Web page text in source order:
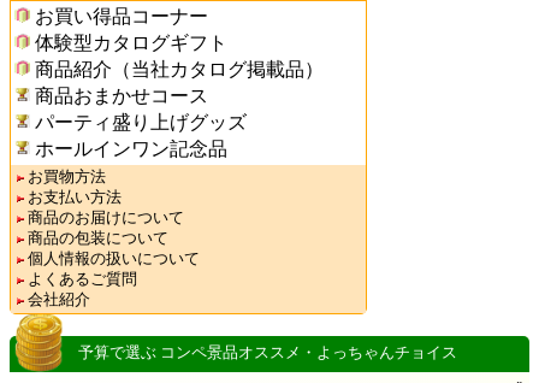
お買い得品コーナー
体験型カタログギフト
商品紹介（当社カタログ掲載品）
商品おまかせコース
パーティ盛り上げグッズ
ホールインワン記念品
お買物方法
お支払い方法
商品のお届けについて
商品の包装について
個人情報の扱いについて
よくあるご質問
会社紹介